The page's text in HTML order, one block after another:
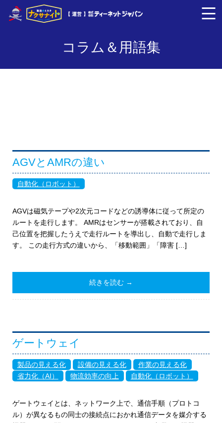
【 運営 】
コラム＆用語集
AGVとAMRの違い
自動化（ロボット）
AGVは磁気テープや2次元コードなどの誘導体に従って所定の
ルートを走行します。 AMRはセンサーが搭載されており、自
己位置を把握したうえで走行ルートを導出し、自動で走行しま
す。 この走行方式の違いから、「移動範囲」「障害 […]
続きを読む →
ゲートウェイ
製品の見える化 設備の見える化
作業の見える化
省力化（AI）
物流効率の向上 自動化（ロボット）
ゲートウェイとは、ネットワーク上で、通信手順（プロトコ
ル）が異なるもの同士の接続点におかれ通信データを媒介する